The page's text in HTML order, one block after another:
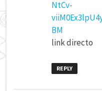
NtCv-
BM
link directo
REPLY